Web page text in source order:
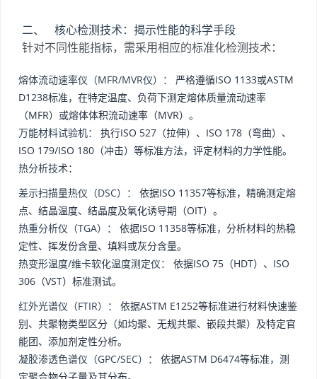
二、 核心检测技术：揭示性能的科学手段
针对不同性能指标，需采用相应的标准化检测技术：
熔体流动速率仪（MFR/MVR仪）：
严格遵循ISO 1133或ASTM
D1238标准，在特定温度、负荷下测定熔体质量流动速率
（MFR）或熔体体积流动速率（MVR）。
万能材料试验机：
执行ISO 527（拉伸）、ISO 178（弯曲）、
ISO 179/ISO 180（冲击）等标准方法，评定材料的力学性能。
热分析技术：
差示扫描量热仪（DSC）：
依据ISO 11357等标准，精确测定熔
点、结晶温度、结晶度及氧化诱导期（OIT）。
热重分析仪（TGA）：
依据ISO 11358等标准，分析材料的热稳
定性、挥发份含量、填料或灰分含量。
热变形温度/维卡软化温度测定仪：
依据ISO 75（HDT）、ISO
306（VST）标准测试。
红外光谱仪（FTIR）：
依据ASTM E1252等标准进行材料快速鉴
别、共聚物类型区分（如均聚、无规共聚、嵌段共聚）及特定官
能团、添加剂定性分析。
凝胶渗透色谱仪（GPC/SEC）：
依据ASTM D6474等标准，测